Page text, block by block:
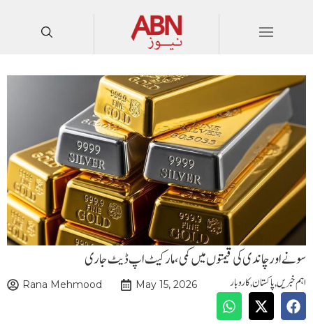
سونے اور چاندی کی قیمتوں میں کمی،مارکیٹ اپ ڈیٹ جاری
اہم خبریں,پاکستان,کاروبار Rana Mehmood May 15, 2026